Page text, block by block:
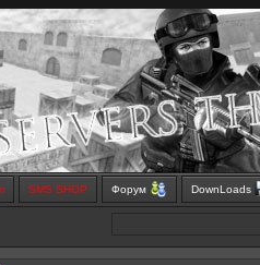
SMS SHOP Форум DownLoads